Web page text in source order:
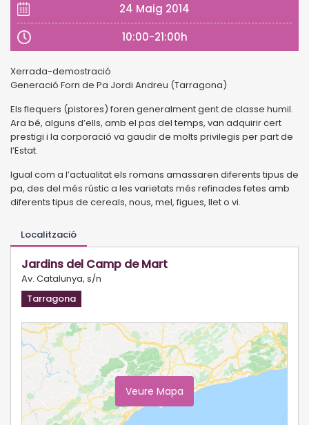
24 Maig 2014
10:00-21:00h
Xerrada-demostració
Generació Forn de Pa Jordi Andreu (Tarragona)
Els flequers (pistores) foren generalment gent de classe humil.
Ara bé, alguns d’ells, amb el pas del temps, van adquirir cert
prestigi i la corporació va gaudir de molts privilegis per part de
l’Estat.
Igual com a l’actualitat els romans amassaren diferents tipus de
pa, des del més rústic a les varietats més refinades fetes amb
diferents tipus de cereals, nous, mel, figues, llet o vi.
Localització
Jardins del Camp de Mart
Av. Catalunya, s/n
Tarragona
Veure Mapa